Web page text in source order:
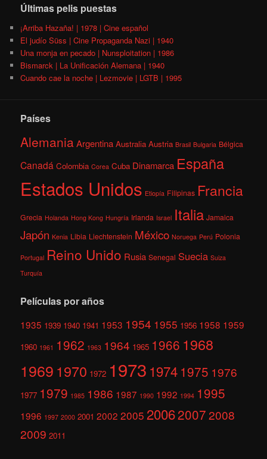
Últimas pelis puestas
¡Arriba Hazaña! | 1978 | Cine español
El judío Süss | Cine Propaganda Nazi | 1940
Una monja en pecado | Nunsploitation | 1986
Bismarck | La Unificación Alemana | 1940
Cuando cae la noche | Lezmovie | LGTB | 1995
Países
AlemaniaArgentina Australia Austria Brasil Bulgaria Bélgica
Canadá Colombia Corea Cuba Dinamarca España
Estados Unidos Etiopía Filipinas Francia
Grecia Holanda Hong Kong Hungría Irlanda Israel Italia Jamaica
Japón Kenia Libia Liechtenstein México Noruega Perú Polonia
Portugal Reino Unido Rusia Senegal Suecia Suiza
Turquía
Películas por años
1935 1939 1940 1941 1953 1954 1955 1956 1958 1959
1960 1961 1962 1963 1964 1965 1966 1968
1969 1970 1972 1973 1974 1975 1976
1977 1979 1985 1986 1987 1990 1992 1994 1995
1996 1997 2000 2001 2002 2005 200620072008
2009 2011